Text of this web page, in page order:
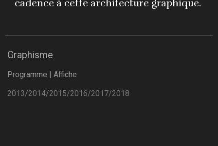
cadence à cette architecture graphique.
Graphisme
Programme | Affiche
2013/2014/2015/2016/2017/2018